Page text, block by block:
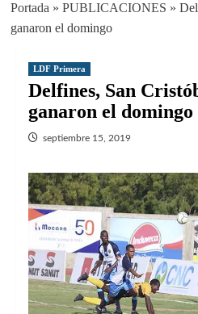
Portada » PUBLICACIONES »
ganaron el domingo
LDF Primera
Delfines, San
ganaron el domingo
septiembre 15, 2019